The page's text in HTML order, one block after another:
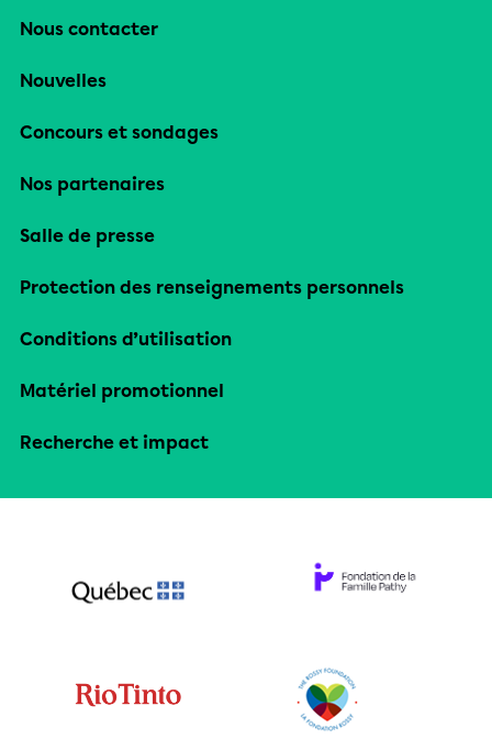
Nous contacter
Nouvelles
Concours et sondages
Nos partenaires
Salle de presse
Protection des renseignements personnels
Conditions d’utilisation
Matériel promotionnel
Recherche et impact